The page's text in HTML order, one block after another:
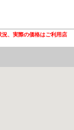
、実際の価格はご利用店